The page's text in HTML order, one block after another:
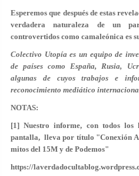
Esperemos que después de estas
verdadera naturaleza de un
controvertidos como camaleónica es
Colectivo Utopía es un equipo de
de países como España, Rusia,
algunas de cuyos trabajos e
reconocimiento mediático
NOTAS:
[1] Nuestro informe, con todos los
pantalla, lleva por título "Conexión
mitos del 15M y de Podemos"
https://